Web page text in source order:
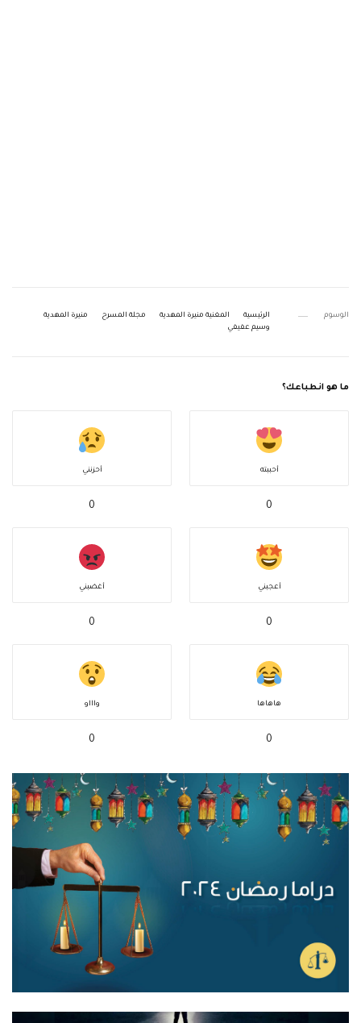
الوسوم الرئيسية المغنية منيرة المهدية مجلة المسرح
منيرة المهدية
وسيم عفيفي
ما هو انطباعك؟
أحببته
0
أحزنني
0
أعجبني
0
أغضبني
0
هاهاها
0
واااو
0